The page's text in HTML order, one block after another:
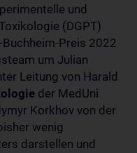
und
(DGPT)
Preis 2022
um Julian
Leitung von Harald
der MedUni
Korkhov von der
wenig
darstellen und